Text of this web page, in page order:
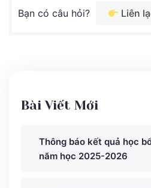
Bạn có câu hỏi? Liên
Bài Viết Mới
Thông báo kết quả học
năm học 2025-2026